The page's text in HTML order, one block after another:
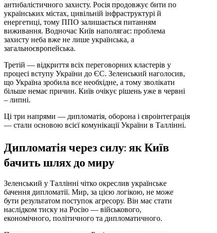
антибалістичного захисту. Росія продовжує бити по
українських містах, цивільній інфраструктурі й
енергетиці, тому ППО залишається питанням
виживання. Водночас Київ наполягає: проблема
захисту неба вже не лише українська, а
загальноєвропейська.
Третій — відкриття всіх переговорних кластерів у
процесі вступу України до ЄС. Зеленський наголосив,
що Україна зробила все необхідне, а тому зволікати
більше немає причин. Київ очікує рішень уже в червні
– липні.
Ці три напрями — дипломатія, оборона і євроінтеграція
— стали основою всієї комунікації України в Таллінні.
Дипломатія через силу: як Київ
бачить шлях до миру
Зеленський у Таллінні чітко окреслив українське
бачення дипломатії. Мир, за цією логікою, не може
бути результатом поступок агресору. Він має стати
наслідком тиску на Росію — військового,
економічного, політичного та дипломатичного.